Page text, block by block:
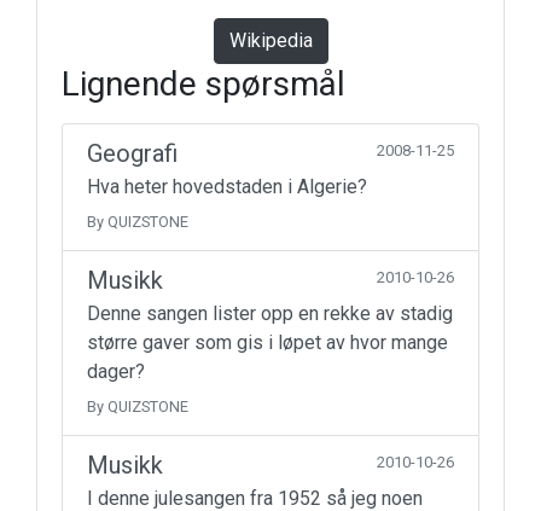
Wikipedia
Lignende spørsmål
Geografi 2008-11-25
Hva heter hovedstaden i Algerie?
By QUIZSTONE
Musikk 2010-10-26
Denne sangen lister opp en rekke av stadig
større gaver som gis i løpet av hvor mange
dager?
By QUIZSTONE
Musikk 2010-10-26
I denne julesangen fra 1952 så jeg noen